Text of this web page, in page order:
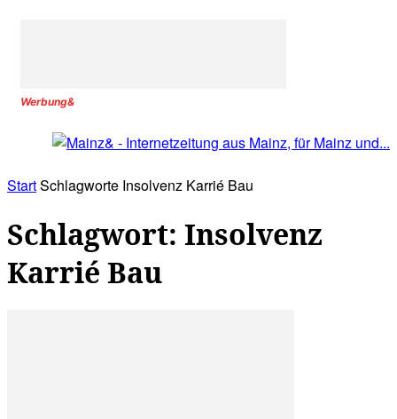
Werbung&
StartSchlagworte Insolvenz Karrié Bau
Schlagwort: Insolvenz
Karrié Bau